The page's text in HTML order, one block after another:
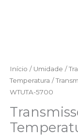
Início / Umidade /
Temperatura /
WTUTA-5700